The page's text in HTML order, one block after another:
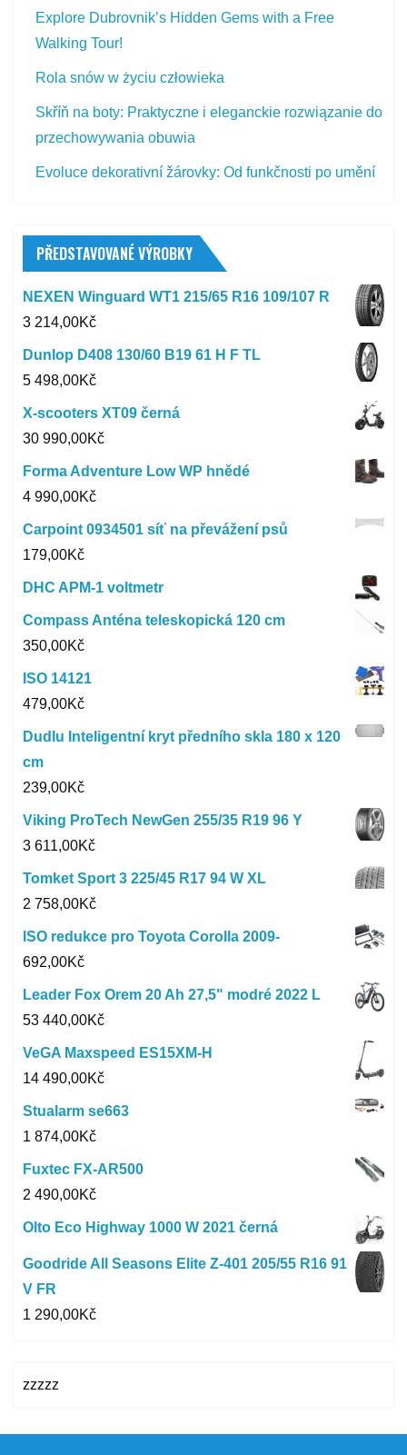
Explore Dubrovnik’s Hidden Gems with a Free
Walking Tour!
Rola snów w życiu człowieka
Skříň na boty: Praktyczne i eleganckie rozwiązanie do
przechowywania obuwia
Evoluce dekorativní žárovky: Od funkčnosti po umění
PŘEDSTAVOVANÉ VÝROBKY
NEXEN Winguard WT1 215/65 R16 109/107 R
3 214,00Kč
Dunlop D408 130/60 B19 61 H F TL
5 498,00Kč
X-scooters XT09 černá
30 990,00Kč
Forma Adventure Low WP hnědé
4 990,00Kč
Carpoint 0934501 síť na převážení psů
179,00Kč
DHC APM-1 voltmetr
Compass Anténa teleskopická 120 cm
350,00Kč
ISO 14121
479,00Kč
Dudlu Inteligentní kryt předního skla 180 x 120
cm
239,00Kč
Viking ProTech NewGen 255/35 R19 96 Y
3 611,00Kč
Tomket Sport 3 225/45 R17 94 W XL
2 758,00Kč
ISO redukce pro Toyota Corolla 2009-
692,00Kč
Leader Fox Orem 20 Ah 27,5" modré 2022 L
53 440,00Kč
VeGA Maxspeed ES15XM-H
14 490,00Kč
Stualarm se663
1 874,00Kč
Fuxtec FX-AR500
2 490,00Kč
Olto Eco Highway 1000 W 2021 černá
Goodride All Seasons Elite Z-401 205/55 R16 91
V FR
1 290,00Kč
zzzzz